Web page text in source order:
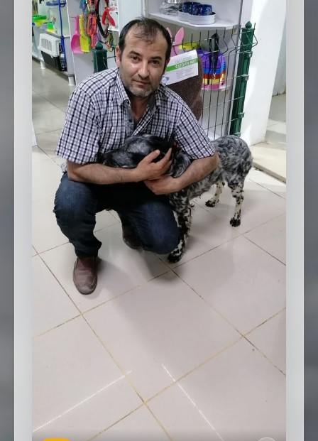
SEBİK
E NÖBETÇI ECZANELER
SABSIS - AFET
TRAFIKPARK
KÜREK
PARKLAR
PAZAR YERLERI
ATIK YÖNETIM
PLANETARYUM